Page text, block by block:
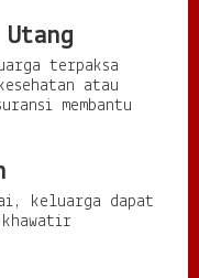
terpaksa
atau
membantu
keluarga dapat